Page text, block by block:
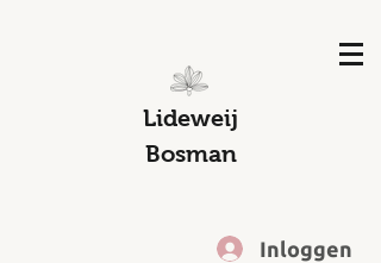
Lideweij
Bosman
Inloggen